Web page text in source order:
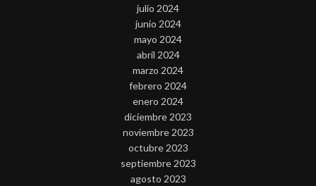
julio 2024
junio 2024
mayo 2024
abril 2024
marzo 2024
febrero 2024
enero 2024
diciembre 2023
noviembre 2023
octubre 2023
septiembre 2023
agosto 2023